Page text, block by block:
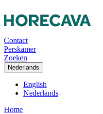
Contact
Perskamer
Zoeken
Nederlands
English
Nederlands
Home